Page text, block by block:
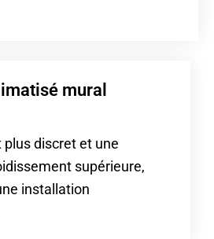
mural
discret et une
supérieure,
installation